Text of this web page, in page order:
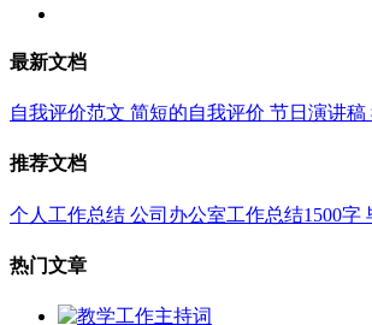
最新文档
自我评价范文 简短的自我评价 节日演讲稿
推荐文档
个人工作总结 公司办公室工作总结1500字
热门文章